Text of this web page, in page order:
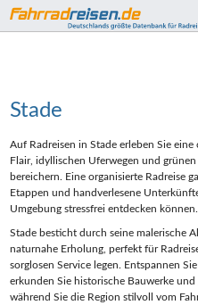
Stade
Auf Radreisen in Stade erleben Sie
Flair, idyllischen Uferwegen und
bereichern. Eine organisierte Radreise
Etappen und handverlesene
Umgebung stressfrei entdecken können.
Stade besticht durch seine malerische
naturnahe Erholung, perfekt für
sorglosen Service legen. Entspannen
erkunden Sie historische Bauwerke und
während Sie die Region stilvoll vom